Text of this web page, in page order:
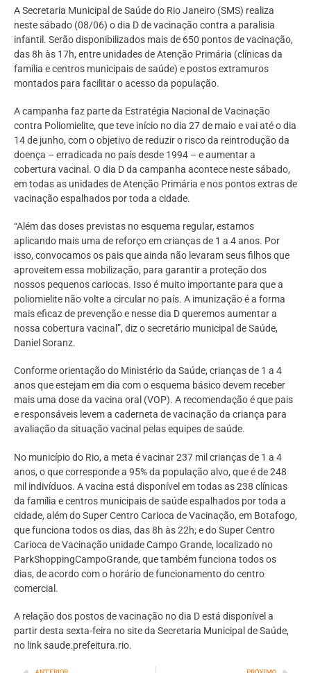
A Secretaria Municipal de Saúde do Rio Janeiro (SMS) realiza
neste sábado (08/06) o dia D de vacinação contra a paralisia
infantil. Serão disponibilizados mais de 650 pontos de vacinação,
das 8h às 17h, entre unidades de Atenção Primária (clínicas da
família e centros municipais de saúde) e postos extramuros
montados para facilitar o acesso da população.
A campanha faz parte da Estratégia Nacional de Vacinação
contra Poliomielite, que teve início no dia 27 de maio e vai até o dia
14 de junho, com o objetivo de reduzir o risco da reintrodução da
doença – erradicada no país desde 1994 – e aumentar a
cobertura vacinal. O dia D da campanha acontece neste sábado,
em todas as unidades de Atenção Primária e nos pontos extras de
vacinação espalhados por toda a cidade.
“Além das doses previstas no esquema regular, estamos
aplicando mais uma de reforço em crianças de 1 a 4 anos. Por
isso, convocamos os pais que ainda não levaram seus filhos que
aproveitem essa mobilização, para garantir a proteção dos
nossos pequenos cariocas. Isso é muito importante para que a
poliomielite não volte a circular no país. A imunização é a forma
mais eficaz de prevenção e nesse dia D queremos aumentar a
nossa cobertura vacinal”, diz o secretário municipal de Saúde,
Daniel Soranz.
Conforme orientação do Ministério da Saúde, crianças de 1 a 4
anos que estejam em dia com o esquema básico devem receber
mais uma dose da vacina oral (VOP). A recomendação é que pais
e responsáveis levem a caderneta de vacinação da criança para
avaliação da situação vacinal pelas equipes de saúde.
No município do Rio, a meta é vacinar 237 mil crianças de 1 a 4
anos, o que corresponde a 95% da população alvo, que é de 248
mil indivíduos. A vacina está disponível em todas as 238 clínicas
da família e centros municipais de saúde espalhados por toda a
cidade, além do Super Centro Carioca de Vacinação, em Botafogo,
que funciona todos os dias, das 8h às 22h; e do Super Centro
Carioca de Vacinação unidade Campo Grande, localizado no
ParkShoppingCampoGrande, que também funciona todos os
dias, de acordo com o horário de funcionamento do centro
comercial.
A relação dos postos de vacinação no dia D está disponível a
partir desta sexta-feira no site da Secretaria Municipal de Saúde,
no link saude.prefeitura.rio.